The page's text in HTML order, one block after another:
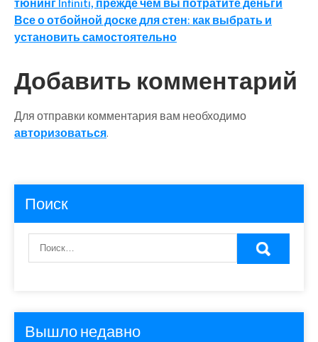
по
записям
тюнинг Infiniti, прежде чем вы потратите деньги
Все о отбойной доске для стен: как выбрать и
установить самостоятельно
Добавить комментарий
Для отправки комментария вам необходимо
авторизоваться.
Поиск
Вышло недавно